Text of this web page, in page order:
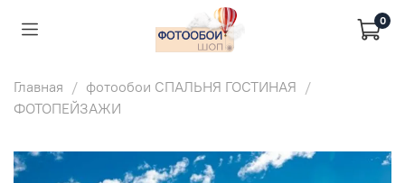
0
Главная
фотообои СПАЛЬНЯ ГОСТИНАЯ
ФОТОПЕЙЗАЖИ